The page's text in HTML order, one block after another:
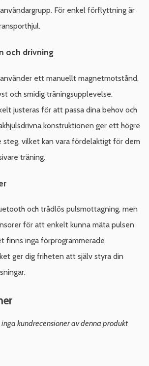
För enkel förflyttning är
och drivning
ett manuellt magnetmotstånd,
och smidig träningsupplevelse.
justeras för att passa dina behov och
konstruktionen ger ett högre
steg, vilket kan vara fördelaktigt för dem
träning.
och trådlös pulsmottagning, men
för att enkelt kunna mäta pulsen
finns inga förprogrammerade
ger dig friheten att själv styra din
kundrecensioner av denna produkt